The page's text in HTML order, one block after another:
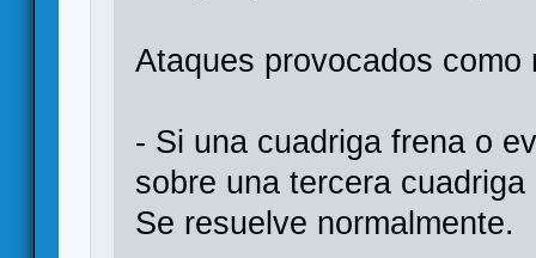
Ataques provocados
- Si una cuadriga frena o
sobre una tercera
Se resuelve normalmente.